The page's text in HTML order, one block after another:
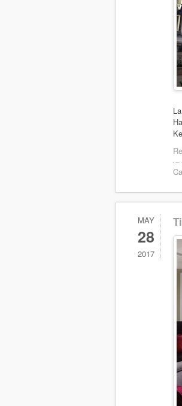
MAY
28
2017